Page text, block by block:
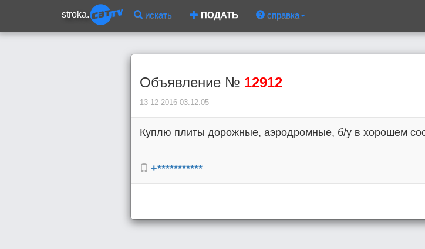
stroka. искать ПОДАТЬ справка
Объявление № 12912
13-12-2016 03:12:05
Куплю плиты дорожные, аэродромные, б/у в хорошем
+***********